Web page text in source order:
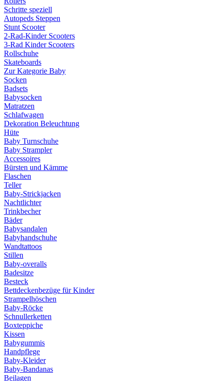
Schritte speziell
Autopeds Steppen
Stunt Scooter
2-Rad-Kinder Scooters
3-Rad Kinder Scooters
Rollschuhe
Skateboards
Zur Kategorie Baby
Socken
Badsets
Babysocken
Matratzen
Schlafwagen
Dekoration Beleuchtung
Hüte
Baby Turnschuhe
Baby Strampler
Accessoires
Bürsten und Kämme
Flaschen
Teller
Baby-Strickjacken
Nachtlichter
Trinkbecher
Bäder
Babysandalen
Babyhandschuhe
Wandtattoos
Stillen
Baby-overalls
Badesitze
Besteck
Bettdeckenbezüge für Kinder
Strampelhöschen
Baby-Röcke
Schnullerketten
Boxteppiche
Kissen
Babygummis
Handpflege
Baby-Kleider
Baby-Bandanas
Beilagen